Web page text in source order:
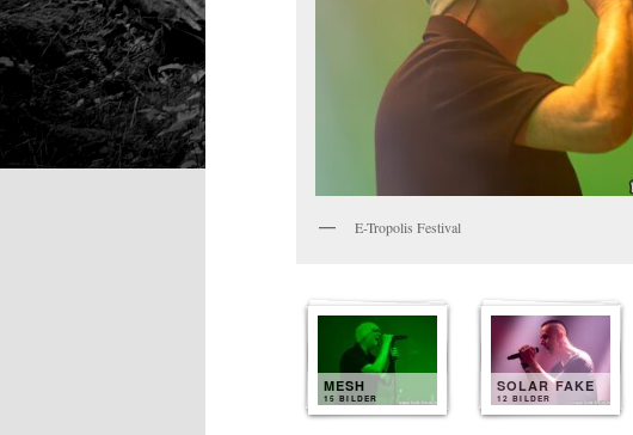
E-Tropolis Festival
MESH
15 BILDER
SOLAR FAKE
12 BILDER